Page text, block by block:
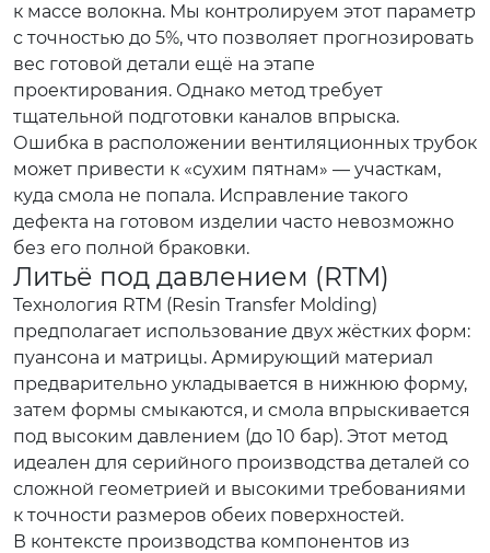
к массе волокна. Мы контролируем этот параметр
с точностью до 5%, что позволяет прогнозировать
вес готовой детали ещё на этапе
проектирования. Однако метод требует
тщательной подготовки каналов впрыска.
Ошибка в расположении вентиляционных трубок
может привести к «сухим пятнам» — участкам,
куда смола не попала. Исправление такого
дефекта на готовом изделии часто невозможно
без его полной браковки.
Литьё под давлением (RTM)
Технология RTM (Resin Transfer Molding)
предполагает использование двух жёстких форм:
пуансона и матрицы. Армирующий материал
предварительно укладывается в нижнюю форму,
затем формы смыкаются, и смола впрыскивается
под высоким давлением (до 10 бар). Этот метод
идеален для серийного производства деталей со
сложной геометрией и высокими требованиями
к точности размеров обеих поверхностей.
В контексте производства компонентов из